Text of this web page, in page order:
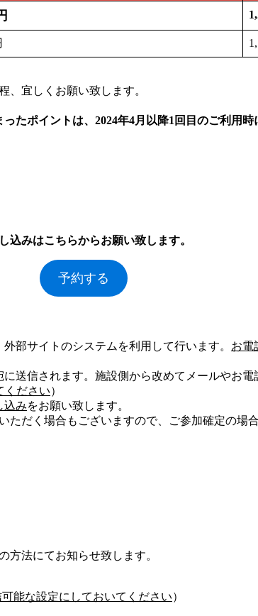
、宜しくお願い致します。
たポイントは、2024年4月以降1回目のご利用
込みはこちらからお願い致します。
予約する
部サイトのシステムを利用して行います。 お電
送信されます。施設側から改めてメールやお
ください）
込みをお願い致します。
だく場合もございますので、ご参加確定の場合
方法にてお知らせ致します。
可能な設定にしておいてください）